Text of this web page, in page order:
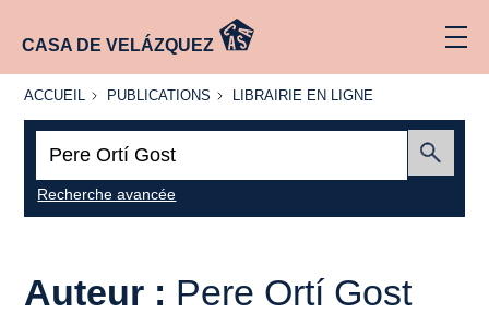
CASA DE VELÁZQUEZ
ACCUEIL
ACCUEIL PUBLICATIONS
PUBLICATIONS
LIBRAIRIE
LIBRAIRIE EN LIGNE
Recherche avancée
Auteur : Pere Ortí Gost